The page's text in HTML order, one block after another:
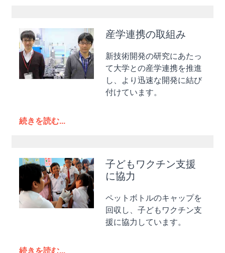
産学連携の取組み
新技術開発の研究にあたっ
て大学との産学連携を推進
し、より迅速な開発に結び
付けています。
続きを読む...
子どもワクチン支援
に協力
ペットボトルのキャップを
回収し、子どもワクチン支
援に協力しています。
続きを読む...